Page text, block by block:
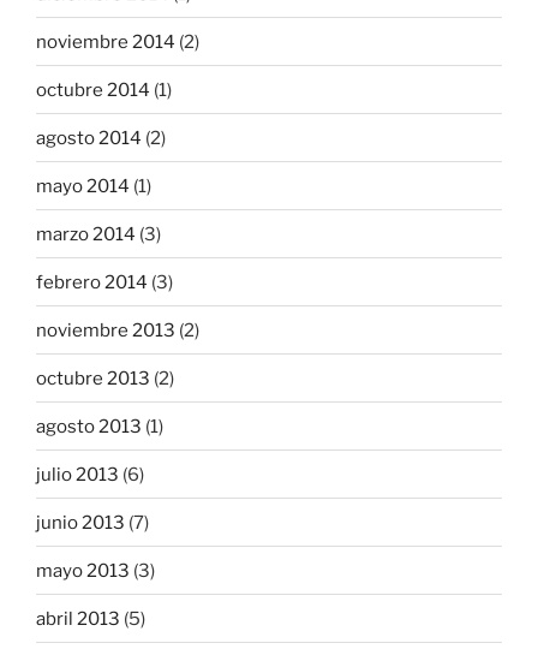
noviembre 2014 (2)
octubre 2014 (1)
agosto 2014 (2)
mayo 2014 (1)
marzo 2014 (3)
febrero 2014 (3)
noviembre 2013 (2)
octubre 2013 (2)
agosto 2013 (1)
julio 2013 (6)
junio 2013 (7)
mayo 2013 (3)
abril 2013 (5)